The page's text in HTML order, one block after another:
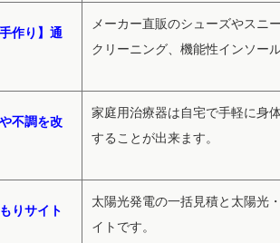
作り】通
メーカー直販のシューズやスニ
クリーニング、機能性インソー
不調を改
家庭用治療器は自宅で手軽に身
することが出来ます。
りサイト
太陽光発電の一括見積と太陽光
イトです。